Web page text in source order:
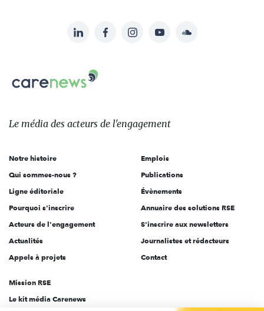
sur:
LinkedInFacebookInstagramYouTubeSoundcloud
Le
des
l'engagement
Le média des acteurs de l'engagement
Notre histoire
Qui sommes-nous ?
Ligne éditoriale
Pourquoi s'inscrire
Acteurs de l'engagement
Actualités
Appels à projets
Emplois
Publications
Évènements
Annuaire des solutions RSE
S'inscrire aux newsletters
Journalistes et rédacteurs
Contact
Mission RSE
Le kit média Carenews